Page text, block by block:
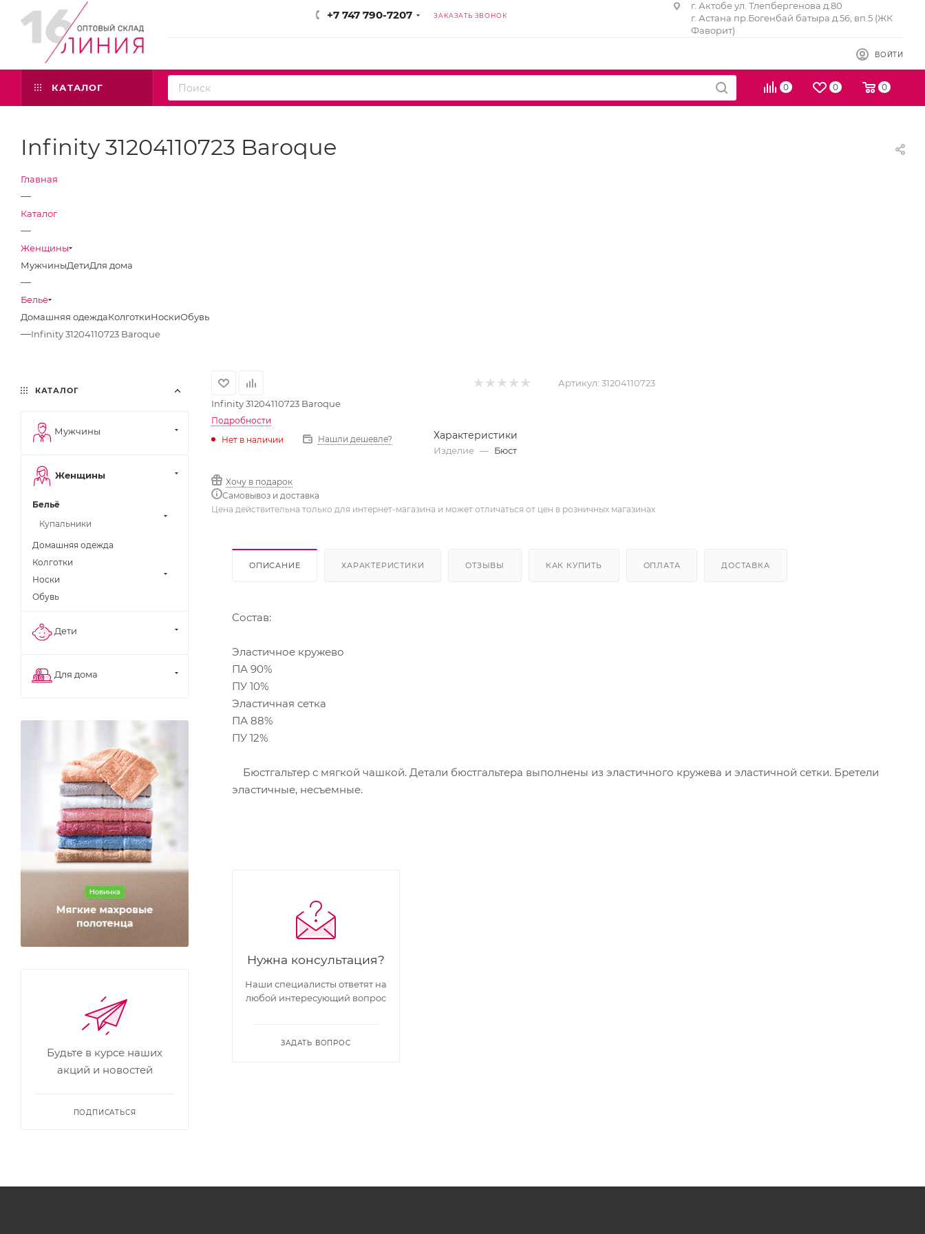
+7 747 790-7207 ЗАКАЗАТЬ ЗВОНОК
г. Актобе ул. Тлепбергенова д.80
г. Астана пр.Богенбай батыра д.56, вп.5 (ЖК
Фаворит)
ВОЙТИ
0 0 0
КАТАЛОГ
Infinity 31204110723 Baroque
Главная
—
Каталог
—
Женщины
МужчиныДетиДля дома
—
Бельё
Домашняя одеждаКолготкиНоскиОбувь
—Infinity 31204110723 Baroque
Артикул: 31204110723
Infinity 31204110723 Baroque
Подробности
Нет в наличии
Нашли дешевле?
Хочу в подарок
Самовывоз и доставка
Характеристики
Изделие — Бюст
Цена действительна только для интернет-магазина и может отличаться от цен в розничных магазинах
ОПИСАНИЕ ХАРАКТЕРИСТИКИ ОТЗЫВЫ КАК КУПИТЬ ОПЛАТА ДОСТАВКА
Состав:
Эластичное кружево
ПА 90%
ПУ 10%
Эластичная сетка
ПА 88%
ПУ 12%
Бюстгальтер с мягкой чашкой. Детали бюстгальтера выполнены из эластичного кружева и эластичной сетки. Бретели
эластичные, несъемные.
Нужна консультация?
Наши специалисты ответят на
любой интересующий вопрос
ЗАДАТЬ ВОПРОС
КАТАЛОГ
Мужчины
Женщины
Бельё
Купальники
Домашняя одежда
Колготки
Носки
Обувь
Дети
Для дома
Будьте в курсе наших
акций и новостей
ПОДПИСАТЬСЯ